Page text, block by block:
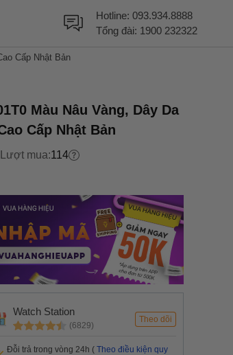
Hotline: 093.934.8888
Tổng đài: 1900 232322
Cấp Nhật Bản
Màu Nâu Vàng, Dây Da
Cấp Nhật Bản
Lượt mua:114
Watch Station
(6829)
Theo dõi
Đỗi trả trong vòng 24h ( Theo điều kiện quy